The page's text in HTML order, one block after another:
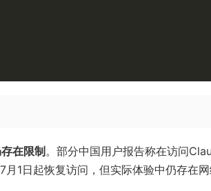
在限制。部分中国用户报告称在访问
1日起恢复访问，但实际体验中仍存在